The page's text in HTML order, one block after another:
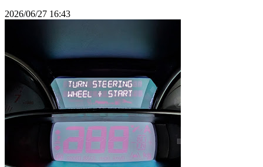
2026/06/27 16:43